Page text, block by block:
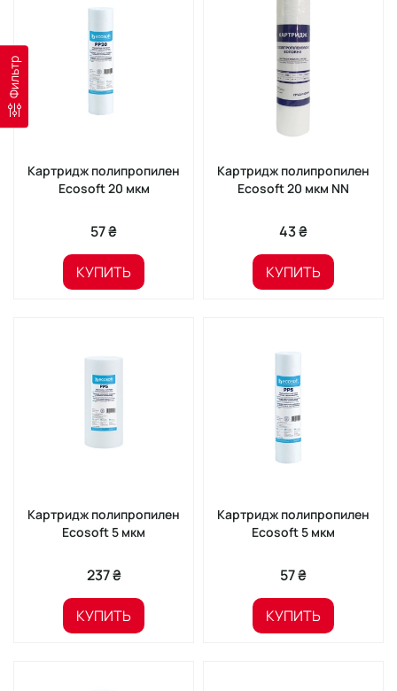
Фильтр
Картридж полипропилен
Ecosoft 20 мкм
57 ₴
КУПИТЬ
Картридж полипропилен
Ecosoft 20 мкм NN
43 ₴
КУПИТЬ
Картридж полипропилен
Ecosoft 5 мкм
237 ₴
КУПИТЬ
Картридж полипропилен
Ecosoft 5 мкм
57 ₴
КУПИТЬ